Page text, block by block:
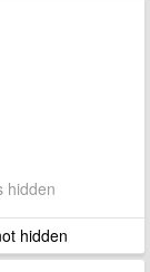
hidden
hidden